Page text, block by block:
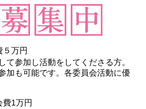
５万円
て参加し活動をしてくださる方。
加も可能です。各委員会活動に優
費1万円